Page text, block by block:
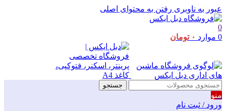
عبور به ناوبری رفتن به محتوای اصلی
0
0 موارد ۰ تومان
جستجو
منو
ورود / ثبت نام